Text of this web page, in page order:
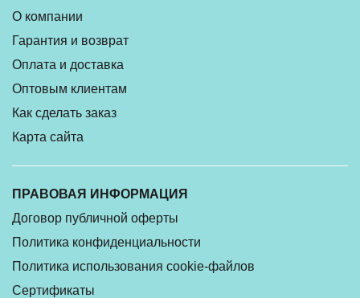
О компании
Гарантия и возврат
Оплата и доставка
Оптовым клиентам
Как сделать заказ
Карта сайта
ПРАВОВАЯ ИНФОРМАЦИЯ
Договор публичной оферты
Политика конфиденциальности
Политика использования cookie-файлов
Сертификаты